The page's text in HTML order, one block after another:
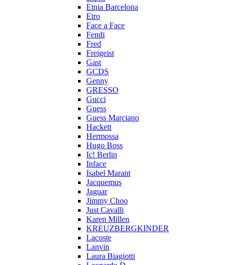
Etnia Barcelona
Etro
Face a Face
Fendi
Fred
Freigeist
Gast
GCDS
Genny
GRESSO
Gucci
Guess
Guess Marciano
Hackett
Hermossa
Hugo Boss
Ic! Berlin
Inface
Isabel Marant
Jacquemus
Jaguar
Jimmy Choo
Just Cavalli
Karen Millen
KREUZBERGKINDER
Lacoste
Lanvin
Laura Biagiotti